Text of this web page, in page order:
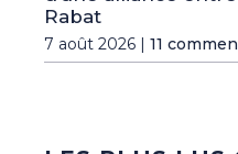
Rabat
7 août 2026 | 11